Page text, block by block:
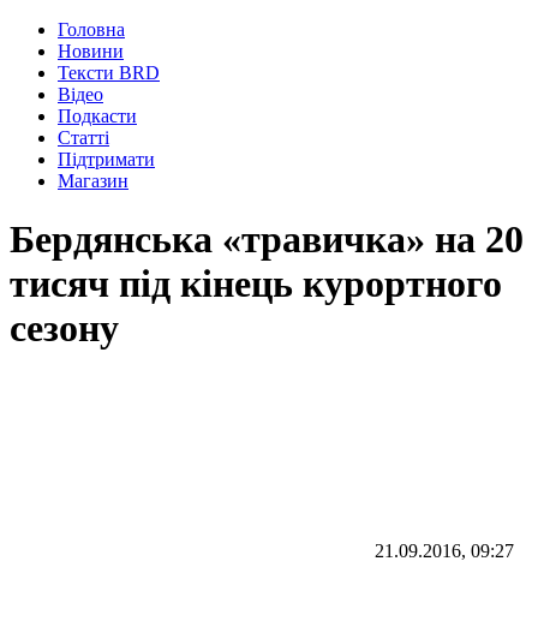
Головна
Новини
Тексти BRD
Відео
Подкасти
Статті
Підтримати
Магазин
Бердянська «травичка» на 20
тисяч під кінець курортного
сезону
21.09.2016, 09:27